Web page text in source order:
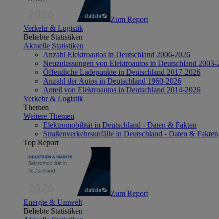
Zum Report
Verkehr & Logistik
Beliebte Statistiken
Aktuelle Statistiken
Anzahl Elektroautos in Deutschland 2006-2026
Neuzulassungen von Elektroautos in Deutschland 2003-
Öffentliche Ladepunkte in Deutschland 2017-2026
Anzahl der Autos in Deutschland 1960-2026
Anteil von Elektroautos in Deutschland 2014-2026
Verkehr & Logistik
Themen
Weitere Themen
Elektromobilität in Deutschland - Daten & Fakten
Straßenverkehrsunfälle in Deutschland - Daten & Fakten
Top Report
Zum Report
Energie & Umwelt
Beliebte Statistiken